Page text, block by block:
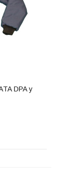
DPA y